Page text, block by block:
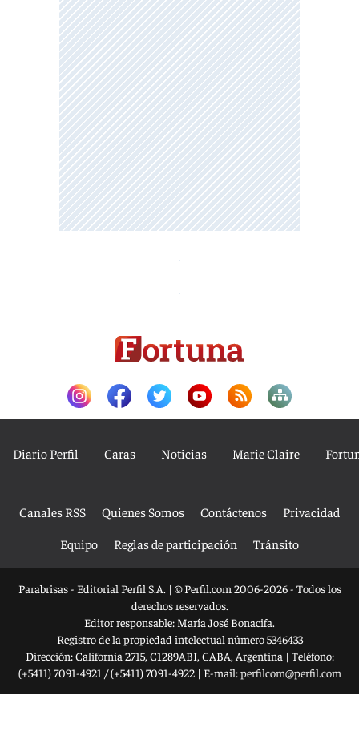
Diario Perfil Caras Noticias Marie Claire
Canales RSS Quienes Somos Contáctenos
Privacidad
Equipo
Reglas de participación Tránsito
Parabrisas - Editorial Perfil S.A. | © Perfil.com 2006-2026 - Todos los
derechos reservados.
Editor responsable: María José Bonacifa.
Registro de la propiedad intelectual número 5346433
Dirección:California 2715, C1289ABI, CABA, Argentina | Teléfono:
(+5411) 7091-4921 /(+5411) 7091-4922| E-mail:perfilcom@perfil.com